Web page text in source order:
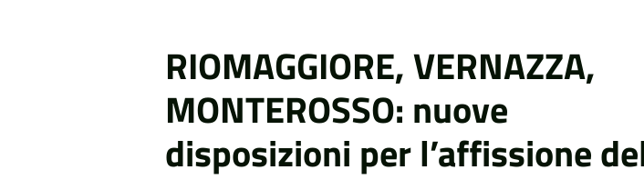
RIOMAGGIORE, VERNAZZA,
MONTEROSSO: nuove
disposizioni per l’affissione